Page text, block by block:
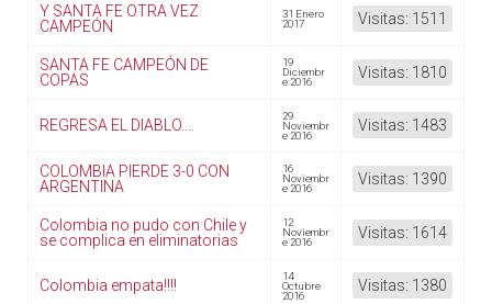
Y SANTA FE OTRA VEZ
CAMPEÓN
31 Enero
2017
Visitas: 1511
SANTA FE CAMPEÓN DE
COPAS
19
Diciembr
e 2016
Visitas: 1810
REGRESA EL DIABLO....
29
Noviembr
e 2016
Visitas: 1483
COLOMBIA PIERDE 3-0 CON
ARGENTINA
16
Noviembr
e 2016
Visitas: 1390
Colombia no pudo con Chile y
se complica en eliminatorias
12
Noviembr
e 2016
Visitas: 1614
Colombia empata!!!!
14
Octubre
2016
Visitas: 1380